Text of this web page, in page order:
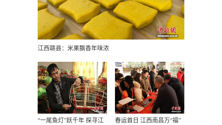
江西赣县：米果飘香年味浓
“一尾鱼灯”跃千年 探寻江
春运首日 江西南昌万“福”